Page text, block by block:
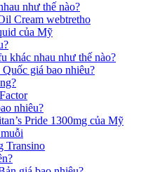
như thế nào?
Cream webtretho
của Mỹ
khác nhau như thế nào?
giá bao nhiêu?
nhiêu?
Pride 1300mg của Mỹ
Transino